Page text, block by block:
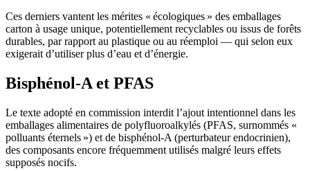
Ces derniers vantent les mérites « écologiques » des emballages
carton à usage unique, potentiellement recyclables ou issus de forêts
durables, par rapport au plastique ou au réemploi — qui selon eux
exigerait d’utiliser plus d’eau et d’énergie.
Bisphénol-A et PFAS
Le texte adopté en commission interdit l’ajout intentionnel dans les
emballages alimentaires de polyfluoroalkylés (PFAS, surnommés «
polluants éternels ») et de bisphénol-A (perturbateur endocrinien),
des composants encore fréquemment utilisés malgré leurs effets
supposés nocifs.